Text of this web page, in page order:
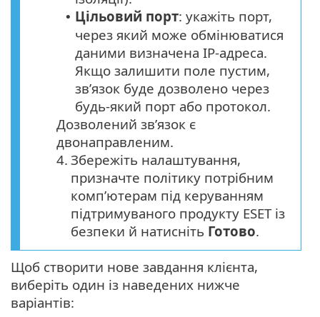
• Цільовий порт: укажіть порт,
через який може обмінюватися
даними визначена IP-адреса.
Якщо залишити поле пустим,
зв’язок буде дозволено через
будь-який порт або протокол.
Дозволений зв’язок є
двонаправленим.
4. Збережіть налаштування,
призначте політику потрібним
комп’ютерам під керуванням
підтримуваного продукту ESET із
безпеки й натисніть Готово.
Щоб створити нове завдання клієнта,
виберіть один із наведених нижче
варіантів: